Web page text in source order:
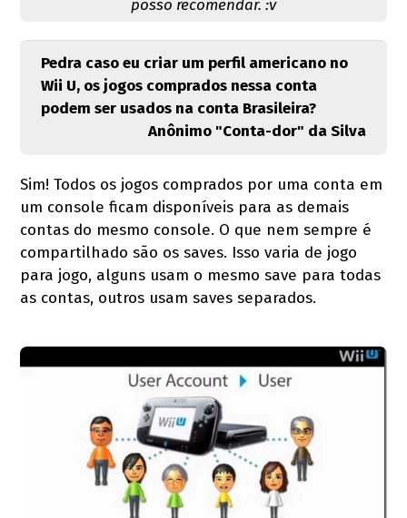
posso recomendar. :v
Pedra caso eu criar um perfil americano no
Wii U, os jogos comprados nessa conta
podem ser usados na conta Brasileira?
Anônimo "Conta-dor" da Silva
Sim! Todos os jogos comprados por uma conta em
um console ficam disponíveis para as demais
contas do mesmo console. O que nem sempre é
compartilhado são os saves. Isso varia de jogo
para jogo, alguns usam o mesmo save para todas
as contas, outros usam saves separados.